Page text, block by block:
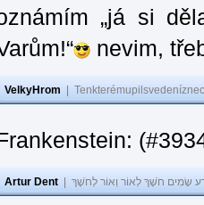
„já si
nevim,
VelkyHrom
Artur Dent שָׂמִים חֹשֶׁךְ לְאוֹר וְאוֹר לְחֹשֶׁךְ